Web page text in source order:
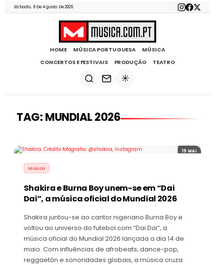
Sábado, 8 De Agosto De 2026
HOME MÚSICA PORTUGUESA
MÚSICA
CONCERTOS E FESTIVAIS
PRODUÇÃO TEATRO
☀️
TAG: MUNDIAL 2026
19 MAI
Música
Shakira e Burna Boy unem-se em “Dai
Dai”, a música oficial do Mundial 2026
Shakira juntou-se ao cantor nigeriano Burna Boy e
voltou ao universo do futebol com “Dai Dai”, a
música oficial do Mundial 2026 lançada a dia 14 de
maio. Com influências de afrobeats, dance-pop,
reggaetón e sonoridades globais, a música cruza